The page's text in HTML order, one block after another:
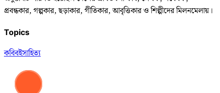
প্রবন্ধকার, গল্পকার, ছড়াকার, গীতিকার, আবৃত্তিকার ও শিল্পীদের মিলনমেলায়।
Topics
কবিবইসাহিত্য